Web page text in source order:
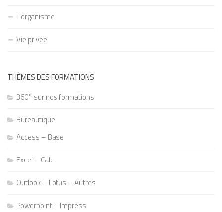
L’organisme
Vie privée
THÈMES DES FORMATIONS
360° sur nos formations
Bureautique
Access – Base
Excel – Calc
Outlook – Lotus – Autres
Powerpoint – Impress